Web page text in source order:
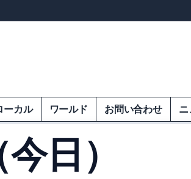
ーカル ワールド お問い合わせ ニ
日）